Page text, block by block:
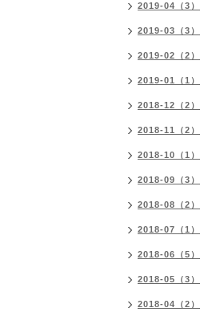
2019-04（3）
2019-03（3）
2019-02（2）
2019-01（1）
2018-12（2）
2018-11（2）
2018-10（1）
2018-09（3）
2018-08（2）
2018-07（1）
2018-06（5）
2018-05（3）
2018-04（2）